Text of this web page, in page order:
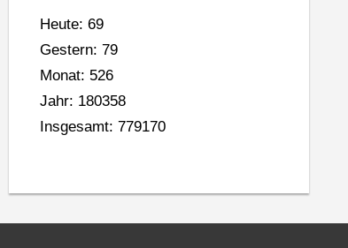
Heute: 69
Gestern: 79
Monat: 526
Jahr: 180358
Insgesamt: 779170